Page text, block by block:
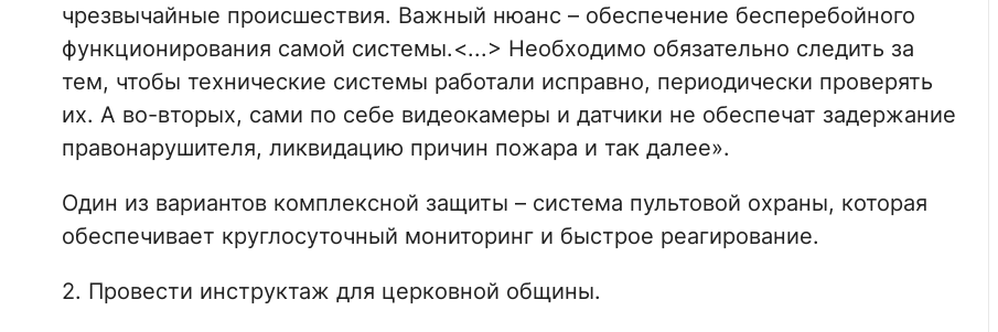
чрезвычайные происшествия. Важный нюанс – обеспечение бесперебойного
функционирования самой системы.<...> Необходимо обязательно следить за
тем, чтобы технические системы работали исправно, периодически проверять
их. А во-вторых, сами по себе видеокамеры и датчики не обеспечат задержание
правонарушителя, ликвидацию причин пожара и так далее».
Один из вариантов комплексной защиты – система пультовой охраны, которая
обеспечивает круглосуточный мониторинг и быстрое реагирование.
2. Провести инструктаж для церковной общины.